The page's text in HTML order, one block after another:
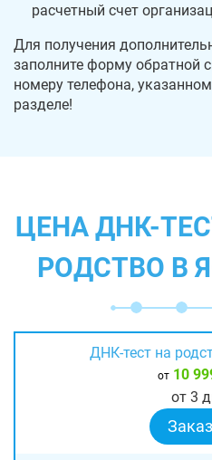
расчетный счет
Для получения
заполните форму обратной
номеру телефона,
разделе!
ЦЕНА ДНК-
РОДСТВО В
ДНК-тест на
от10
от 3